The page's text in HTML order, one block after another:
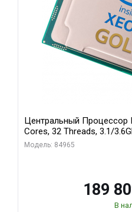
Центральный Процессор
Cores, 32 Threads, 3.1/
205W
Модель: 84965
189
В